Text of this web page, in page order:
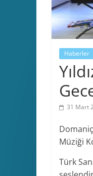
Haberler
31 Mart
Müziği
Türk